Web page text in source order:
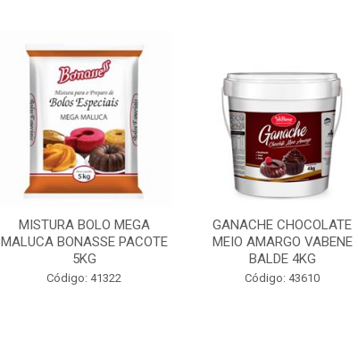
MISTURA BOLO MEGA
MALUCA BONASSE PACOTE
5KG
Código: 41322
GANACHE CHOCOLATE
MEIO AMARGO VABENE
BALDE 4KG
Código: 43610